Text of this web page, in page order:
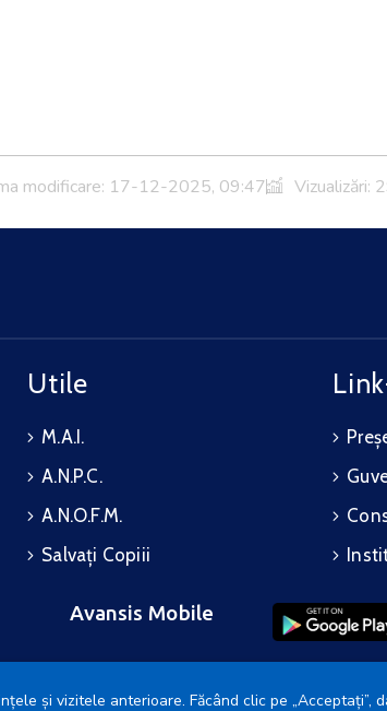
modificare: 17-12-2025, 09:47 Vizualizări:
Utile
M.A.I.
A.N.P.C.
A.N.O.F.M.
Salvați Copiii
Avansis Mobile
și vizitele anterioare. Făcând clic pe